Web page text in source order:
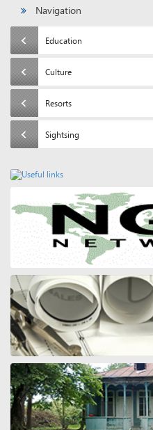
Navigation
Education
Culture
Resorts
Sightsing